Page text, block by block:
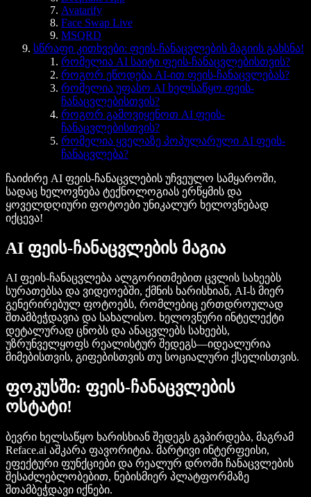
Avatarify
Face Swap Live
MSQRD
სწრაფი კითხვები: ფეის-ჩანაცვლების მაგიის გახსნა!
რომელია AI საიტი ფეის-ჩანაცვლებისთვის?
როგორ ეწოდება AI-ით ფეის-ჩანაცვლებას?
რომელია უფასო AI ხელსაწყო ფეის-
ჩანაცვლებისთვის?
როგორ გამოვიყენოთ AI ფეის-
ჩანაცვლებისთვის?
რომელია ყველაზე პოპულარული AI ფეის-
ჩანაცვლება?
ჩაიძირე AI ფეის-ჩანაცვლების უჩვეულო სამყაროში,
სადაც ხელოვნება ტექნოლოგიას ერწყმის და
ყოველდღიური ფოტოები უნიკალურ ხელოვნებად
იქცევა!
AI ფეის-ჩანაცვლების მაგია
AI ფეის-ჩანაცვლება ალგორითმებით ცვლის სახეებს
სურათებსა და ვიდეოებში, ქმნის ხარისხიან, AI-ს მიერ
გენერირებულ ფოტოებს, რომლებიც ერთდროულად
შთამბეჭდავია და სახალისო. ხელოვნური ინტელექტი
დეტალურად ცნობს და ანაცვლებს სახეებს,
უზრუნველყოფს რეალისტურ შედეგს—იდეალურია
მიმებისთვის, გიფებისთვის თუ სოციალური ქსელისთვის.
ფოკუსში: ფეის-ჩანაცვლების
ოსტატი!
ბევრი ხელსაწყო ხარისხიან შედეგს გვპირდება, მაგრამ
Reface.ai აშკარა ფავორიტია. მარტივი ინტერფეისი,
ეფექტური ფუნქციები და რეალურ დროში ჩანაცვლების
შესაძლებლობებით, ნებისმიერ პლატფორმაზე
შთამბეჭდავი იქნები.